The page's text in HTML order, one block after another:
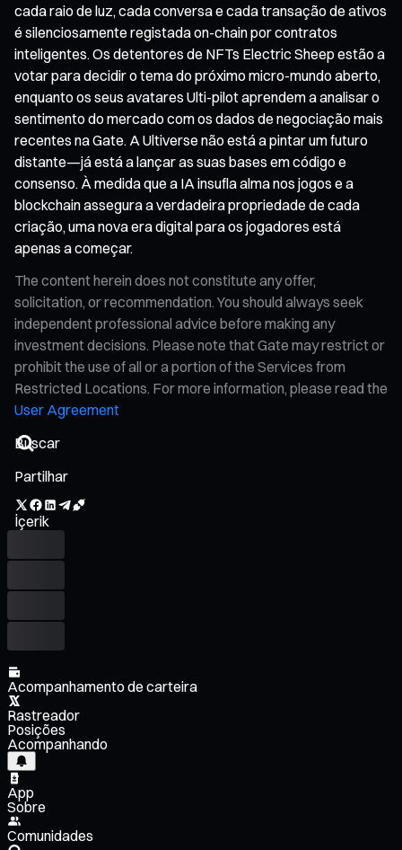
cada raio de luz, cada conversa e cada transação de ativos
é silenciosamente registada on-chain por contratos
inteligentes. Os detentores de NFTs Electric Sheep estão a
votar para decidir o tema do próximo micro-mundo aberto,
enquanto os seus avatares Ulti-pilot aprendem a analisar o
sentimento do mercado com os dados de negociação mais
recentes na Gate. A Ultiverse não está a pintar um futuro
distante—já está a lançar as suas bases em código e
consenso. À medida que a IA insufla alma nos jogos e a
blockchain assegura a verdadeira propriedade de cada
criação, uma nova era digital para os jogadores está
apenas a começar.
The content herein does not constitute any offer,
solicitation, or recommendation. You should always seek
independent professional advice before making any
investment decisions. Please note that Gate may restrict or
prohibit the use of all or a portion of the Services from
Restricted Locations. For more information, please read the
User Agreement
Partilhar
İçerik
Acompanhamento de carteira
Rastreador
Posições
Acompanhando
App
Sobre
Comunidades